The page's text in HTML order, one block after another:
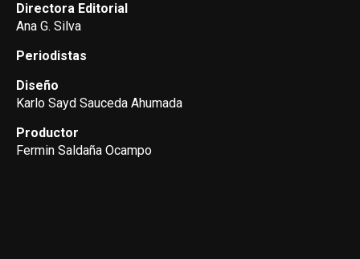
Directora Editorial
Ana G. Silva
Periodistas
Diseño
Karlo Sayd Sauceda Ahumada
Productor
Fermin Saldaña Ocampo